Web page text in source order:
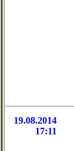
19.08.2014
17:11